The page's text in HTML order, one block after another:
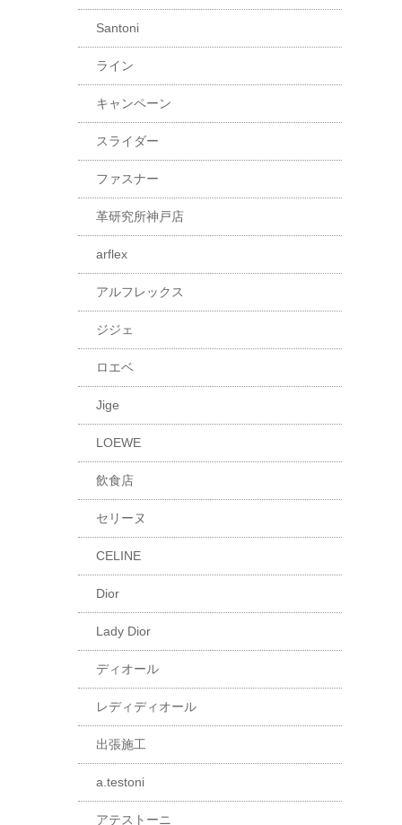
Santoni
ライン
キャンペーン
スライダー
ファスナー
革研究所神戸店
arflex
アルフレックス
ジジェ
ロエベ
Jige
LOEWE
飲食店
セリーヌ
CELINE
Dior
Lady Dior
ディオール
レディディオール
出張施工
a.testoni
アテストーニ